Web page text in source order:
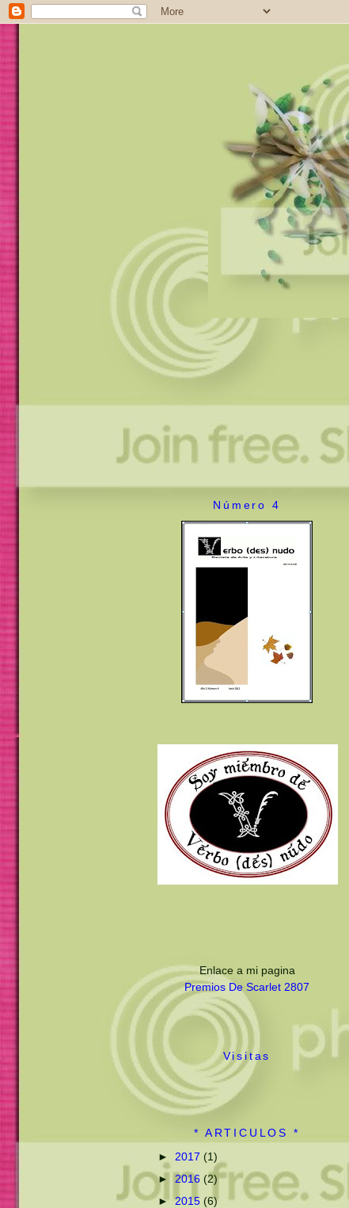
Número 4
Enlace a mi pagina
Premios De Scarlet 2807
Visitas
* ARTICULOS *
► 2017 (1)
► 2016 (2)
►2015 (6)